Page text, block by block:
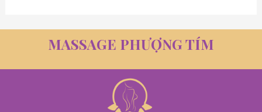
MASSAGE PHƯỢNG TÍM